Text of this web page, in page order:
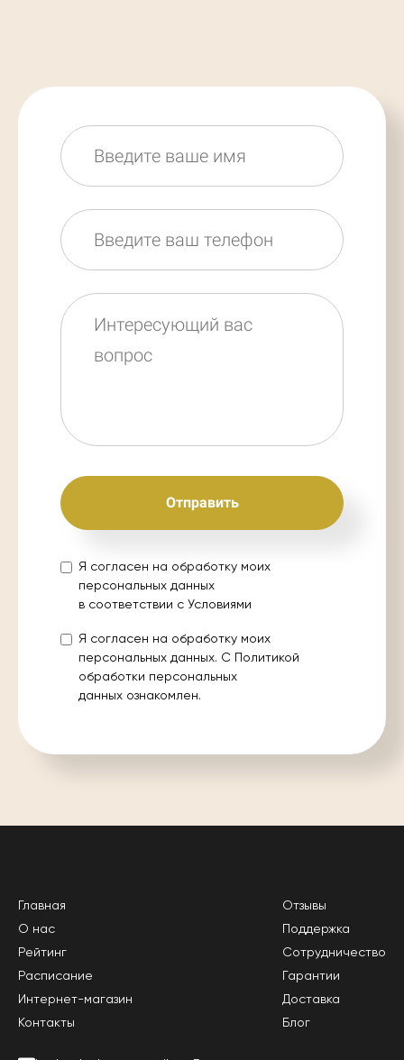
Отправить
Я согласен на обработку моих
персональных данных
в соответствии с Условиями
Я согласен на обработку моих
персональных данных. С Политикой
обработки персональных
данных ознакомлен.
Главная
О нас
Рейтинг
Расписание
Интернет-магазин
Контакты
Отзывы
Поддержка
Сотрудничество
Гарантии
Доставка
Блог